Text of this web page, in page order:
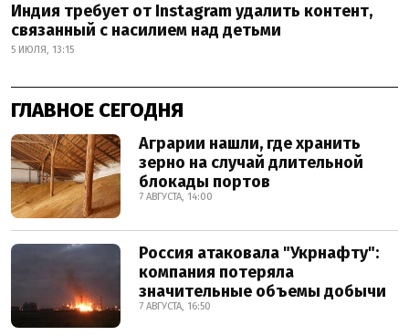
Индия требует от Instagram удалить контент,
связанный с насилием над детьми
5 ИЮЛЯ, 13:15
ГЛАВНОЕ СЕГОДНЯ
Аграрии нашли, где хранить
зерно на случай длительной
блокады портов
7 АВГУСТА, 14:00
Россия атаковала "Укрнафту":
компания потеряла
значительные объемы добычи
7 АВГУСТА, 16:50